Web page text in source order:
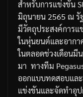
สำหรับการแข่งขัน
มิถุนายน 2565 ณรั
มีวัตถุประสงค์การ
ในหุ่นยนต์และอากา
ในตลอดช่วงเดือน
มา ทางทีม
ออกแบบทดสอบแล
แข่งขันและจัดทำอุ